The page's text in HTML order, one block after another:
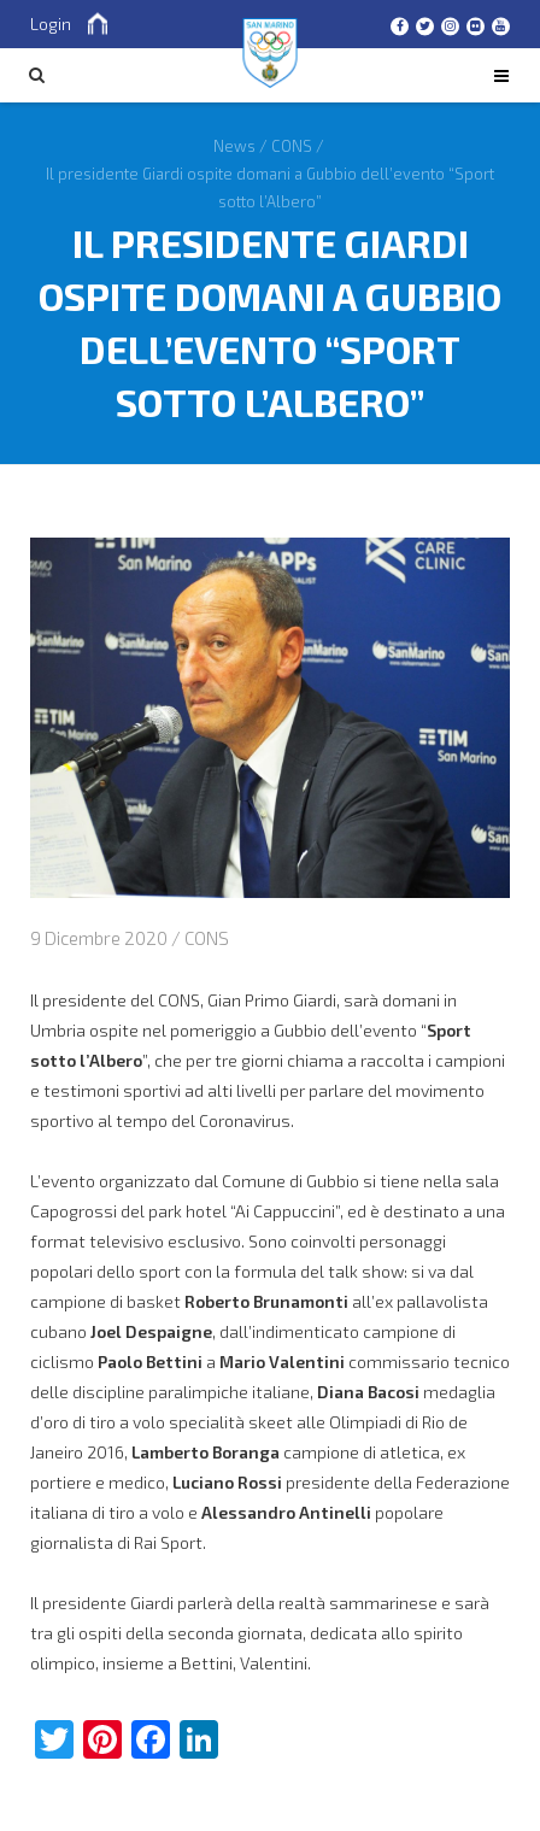
Login
News / CONS /
Il presidente Giardi ospite domani a Gubbio dell’evento “Sport
sotto l’Albero”
IL PRESIDENTE GIARDI
OSPITE DOMANI A GUBBIO
DELL’EVENTO “SPORT
SOTTO L’ALBERO”
9 Dicembre 2020 / CONS
Il presidente del CONS, Gian Primo Giardi, sarà domani in
Umbria ospite nel pomeriggio a Gubbio dell’evento “Sport
sotto l’Albero”, che per tre giorni chiama a raccolta i campioni
e testimoni sportivi ad alti livelli per parlare del movimento
sportivo al tempo del Coronavirus.
L’evento organizzato dal Comune di Gubbio si tiene nella sala
Capogrossi del park hotel “Ai Cappuccini”, ed è destinato a una
format televisivo esclusivo. Sono coinvolti personaggi
popolari dello sport con la formula del talk show: si va dal
campione di basket Roberto Brunamonti all’ex pallavolista
cubano Joel Despaigne, dall’indimenticato campione di
ciclismo Paolo Bettini a Mario Valentini commissario tecnico
delle discipline paralimpiche italiane, Diana Bacosi medaglia
d’oro di tiro a volo specialità skeet alle Olimpiadi di Rio de
Janeiro 2016, Lamberto Boranga campione di atletica, ex
portiere e medico, Luciano Rossi presidente della Federazione
italiana di tiro a volo e Alessandro Antinelli popolare
giornalista di Rai Sport.
Il presidente Giardi parlerà della realtà sammarinese e sarà
tra gli ospiti della seconda giornata, dedicata allo spirito
olimpico, insieme a Bettini, Valentini.
Twitter
Pinterest
Facebook